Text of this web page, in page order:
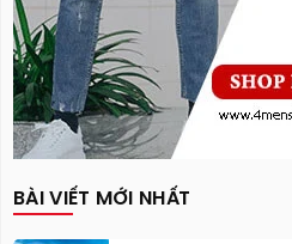
BÀI VIẾT MỚI NHẤT